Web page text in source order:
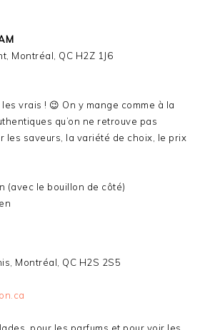
Montréal, QC H2Z 1J6
vrais ! 😉 On y mange comme à la
qu’on ne retrouve pas
les saveurs, la variété de choix, le prix
(avec le bouillon de côté)
Montréal, QC H2S 2S5